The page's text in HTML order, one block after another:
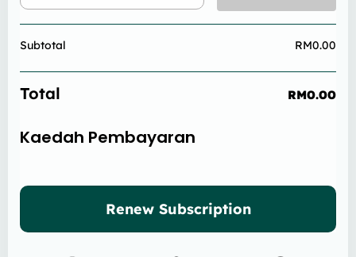
Subtotal RM0.00
Total RM0.00
Kaedah Pembayaran
Renew Subscription